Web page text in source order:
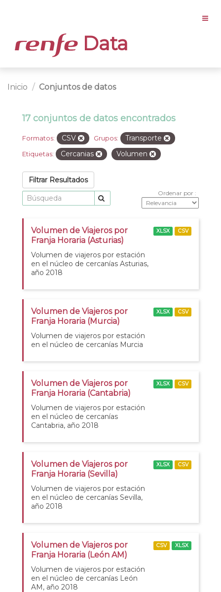
Data
Inicio Conjuntos de datos
17 conjuntos de datos encontrados
Formatos: CSV Grupos: Transporte
Etiquetas: Cercanias Volumen
Filtrar Resultados
Ordenar por
Volumen de Viajeros por
Franja Horaria (Asturias)
Volumen de viajeros por estación
en el núcleo de cercanías Asturias,
año 2018
XLSX CSV
Volumen de Viajeros por
Franja Horaria (Murcia)
Volumen de viajeros por estación
en el núcleo de cercanías Murcia
XLSX CSV
Volumen de Viajeros por
Franja Horaria (Cantabria)
Volumen de viajeros por estación
en el núcleo de cercanías
Cantabria, año 2018
XLSX CSV
Volumen de Viajeros por
Franja Horaria (Sevilla)
Volumen de viajeros por estación
en el núcleo de cercanías Sevilla,
año 2018
XLSX CSV
Volumen de Viajeros por
Franja Horaria (León AM)
Volumen de viajeros por estación
en el núcleo de cercanías León
AM, año 2018
CSV XLSX